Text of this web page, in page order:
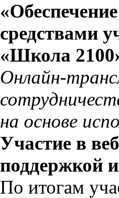
средствами
«Школа
Онлайн-
на основе
Участие в
поддержкой
По итогам